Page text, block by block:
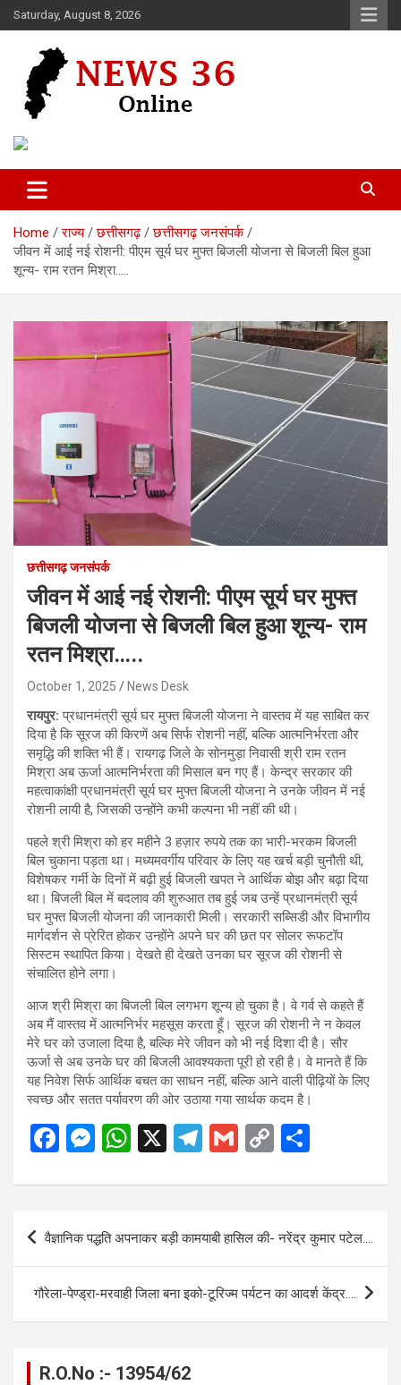
Skip
to
Saturday, August 8, 2026
News 36
Home राज्य छत्तीसगढ़
छत्तीसगढ़ जनसंपर्क
जीवन में आई नई रोशनी: पीएम सूर्य घर मुफ्त बिजली योजना से बिजली बिल हुआ
शून्य- राम रतन मिश्रा…..
छत्तीसगढ़ जनसंपर्क
जीवन में आई नई रोशनी: पीएम सूर्य घर मुफ्त
बिजली योजना से बिजली बिल हुआ शून्य- राम
रतन मिश्रा…..
October 1, 2025 News Desk
रायपुर:प्रधानमंत्री सूर्य घर मुफ्त बिजली योजना ने वास्तव में यह साबित कर
दिया है कि सूरज की किरणें अब सिर्फ रोशनी नहीं, बल्कि आत्मनिर्भरता और
समृद्धि की शक्ति भी हैं। रायगढ़ जिले के सोनमुड़ा निवासी श्री राम रतन
मिश्रा अब ऊर्जा आत्मनिर्भरता की मिसाल बन गए हैं। केन्द्र सरकार की
महत्वाकांक्षी प्रधानमंत्री सूर्य घर मुफ्त बिजली योजना ने उनके जीवन में नई
रोशनी लायी है, जिसकी उन्होंने कभी कल्पना भी नहीं की थी।
पहले श्री मिश्रा को हर महीने 3 हज़ार रुपये तक का भारी-भरकम बिजली
बिल चुकाना पड़ता था। मध्यमवर्गीय परिवार के लिए यह खर्च बड़ी चुनौती थी,
विशेषकर गर्मी के दिनों में बढ़ी हुई बिजली खपत ने आर्थिक बोझ और बढ़ा दिया
था। बिजली बिल में बदलाव की शुरुआत तब हुई जब उन्हें प्रधानमंत्री सूर्य
घर मुफ्त बिजली योजना की जानकारी मिली। सरकारी सब्सिडी और विभागीय
मार्गदर्शन से प्रेरित होकर उन्होंने अपने घर की छत पर सोलर रूफटॉप
सिस्टम स्थापित किया। देखते ही देखते उनका घर सूरज की रोशनी से
संचालित होने लगा।
आज श्री मिश्रा का बिजली बिल लगभग शून्य हो चुका है। वे गर्व से कहते हैं
अब मैं वास्तव में आत्मनिर्भर महसूस करता हूँ। सूरज की रोशनी ने न केवल
मेरे घर को उजाला दिया है, बल्कि मेरे जीवन को भी नई दिशा दी है। सौर
ऊर्जा से अब उनके घर की बिजली आवश्यकता पूरी हो रही है। वे मानते हैं कि
यह निवेश सिर्फ आर्थिक बचत का साधन नहीं, बल्कि आने वाली पीढ़ियों के लिए
स्वच्छ और सतत पर्यावरण की ओर उठाया गया सार्थक कदम है।
F
ce
b
o
o
k
M
se
n
g
er
W
at
A
p
p
X
T
e
gr
a
m
G
ail
C
py
Li
n
k
ar
Post
navigation
वैज्ञानिक पद्धति अपनाकर बड़ी कामयाबी हासिल की- नरेंद्र कुमार पटेल….
गौरेला-पेण्ड्रा-मरवाही जिला बना इको-टूरिज्म पर्यटन का आदर्श केंद्र….
R.O.No :- 13954/62